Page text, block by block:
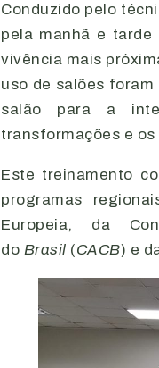
Conduzido pelo
pela manhã e
vivência mais
uso de salões
salão para a
transformações e
Este treinamento
programas
Europeia, da
do Brasil (CACB) e